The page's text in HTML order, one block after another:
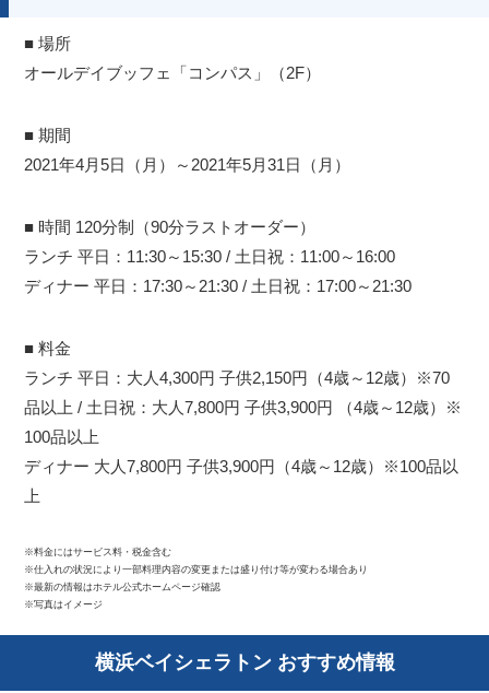
■ 場所
オールデイブッフェ「コンパス」（2F）
■ 期間
2021年4月5日（月）～2021年5月31日（月）
■ 時間 120分制（90分ラストオーダー）
ランチ 平日：11:30～15:30 / 土日祝：11:00～16:00
ディナー 平日：17:30～21:30 / 土日祝：17:00～21:30
■ 料金
ランチ 平日：大人4,300円 子供2,150円（4歳～12歳）※70
品以上 / 土日祝：大人7,800円 子供3,900円 （4歳～12歳）※
100品以上
ディナー 大人7,800円 子供3,900円（4歳～12歳）※100品以
上
※料金にはサービス料・税金含む
※仕入れの状況により一部料理内容の変更または盛り付け等が変わる場合あり
※最新の情報はホテル公式ホームページ確認
※写真はイメージ
横浜ベイシェラトン おすすめ情報